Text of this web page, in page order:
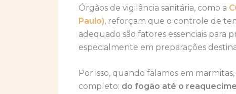
Órgãos de vigilância sanitária, como a
Paulo), reforçam que o controle de
adequado são fatores essenciais para
especialmente em preparações
Por isso, quando falamos em
completo: do fogão até o